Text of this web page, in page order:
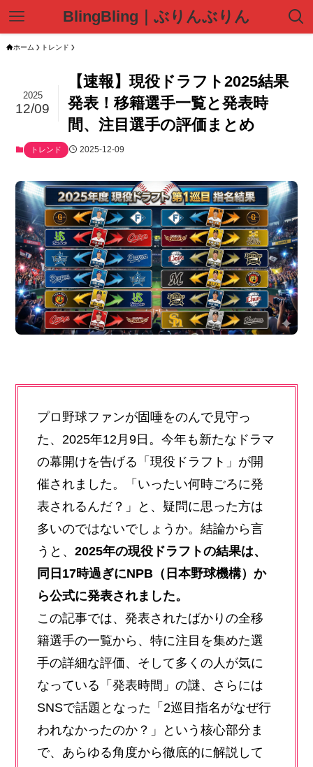
BlingBling｜ぶりんぶりん
ホーム トレンド
【速報】現役ドラフト2025結果
発表！移籍選手一覧と発表時
間、注目選手の評価まとめ
2025
12/09
トレンド 2025-12-09
プロ野球ファンが固唾をのんで見守っ
た、2025年12月9日。今年も新たなドラマ
の幕開けを告げる「現役ドラフト」が開
催されました。「いったい何時ごろに発
表されるんだ？」と、疑問に思った方は
多いのではないでしょうか。結論から言
うと、2025年の現役ドラフトの結果は、
同日17時過ぎにNPB（日本野球機構）か
ら公式に発表されました。
この記事では、発表されたばかりの全移
籍選手の一覧から、特に注目を集めた選
手の詳細な評価、そして多くの人が気に
なっている「発表時間」の謎、さらには
SNSで話題となった「2巡目指名がなぜ行
われなかったのか？」という核心部分ま
で、あらゆる角度から徹底的に解説して